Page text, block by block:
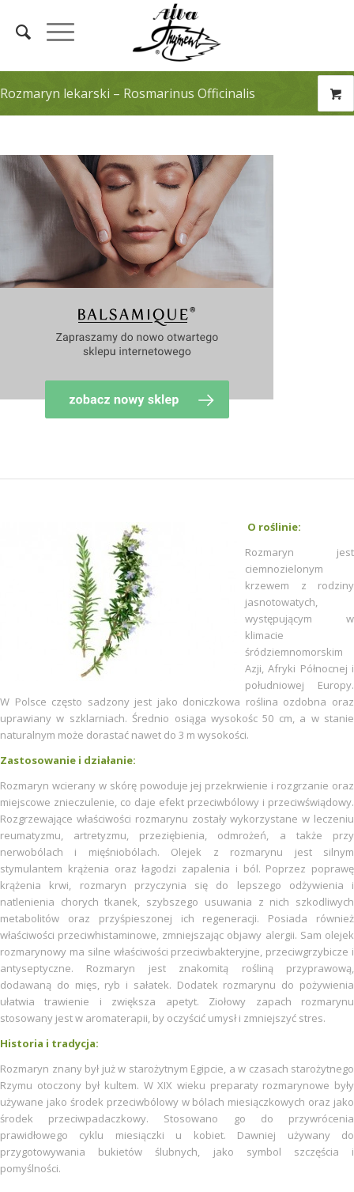
Rozmaryn lekarski – Rosmarinus Officinalis
O roślinie:
Rozmaryn jest
ciemnozielonym
krzewem z rodziny
jasnotowatych,
występującym w
klimacie
śródziemnomorskim
Azji, Afryki Północnej i
południowej Europy.
W Polsce często sadzony jest jako doniczkowa roślina ozdobna oraz
uprawiany w szklarniach. Średnio osiąga wysokośc 50 cm, a w stanie
naturalnym może dorastać nawet do 3 m wysokości.
Zastosowanie i działanie:
Rozmaryn wcierany w skórę powoduje jej przekrwienie i rozgrzanie oraz
miejscowe znieczulenie, co daje efekt przeciwbólowy i przeciwświądowy.
Rozgrzewające właściwości rozmarynu zostały wykorzystane w leczeniu
reumatyzmu, artretyzmu, przeziębienia, odmrożeń, a także przy
nerwobólach i mięśniobólach. Olejek z rozmarynu jest silnym
stymulantem krążenia oraz łagodzi zapalenia i ból. Poprzez poprawę
krążenia krwi, rozmaryn przyczynia się do lepszego odżywienia i
natlenienia chorych tkanek, szybszego usuwania z nich szkodliwych
metabolitów oraz przyśpieszonej ich regeneracji. Posiada również
właściwości przeciwhistaminowe, zmniejszając objawy alergii. Sam olejek
rozmarynowy ma silne właściwości przeciwbakteryjne, przeciwgrzybicze i
antyseptyczne. Rozmaryn jest znakomitą rośliną przyprawową,
dodawaną do mięs, ryb i sałatek. Dodatek rozmarynu do pożywienia
ułatwia trawienie i zwiększa apetyt. Ziołowy zapach rozmarynu
stosowany jest w aromaterapii, by oczyścić umysł i zmniejszyć stres.
Historia i tradycja:
Rozmaryn znany był już w starożytnym Egipcie, a w czasach starożytnego
Rzymu otoczony był kultem. W XIX wieku preparaty rozmarynowe były
używane jako środek przeciwbólowy w bólach miesiączkowych oraz jako
środek przeciwpadaczkowy. Stosowano go do przywrócenia
prawidłowego cyklu miesiączki u kobiet. Dawniej używany do
przygotowywania bukietów ślubnych, jako symbol szczęścia i
pomyślności.